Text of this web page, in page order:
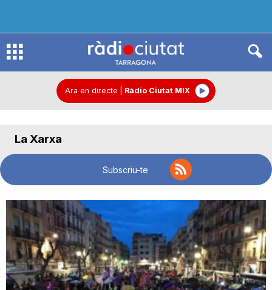
R
o
C
i
Ara en directe Ràdio Ciutat MIX
La Xarxa
Subscriu-te